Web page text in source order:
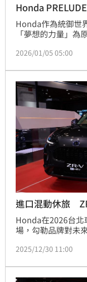
Honda
Honda作為統御世
「夢想的力量」
展以「DREAM
通事故零死亡」與
「The Power of
價值。
2026/01/05 05:00
進口混動休旅
Honda在2026台北
場，勾勒品牌對未
真正回到「讓人更
2025/12/30 11:00